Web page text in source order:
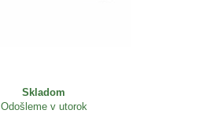
Skladom
Odošleme v utorok